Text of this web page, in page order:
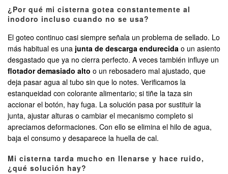
¿Por qué mi cisterna gotea constantemente al
inodoro incluso cuando no se usa?
El goteo continuo casi siempre señala un problema de sellado. Lo
más habitual es una junta de descarga endurecida o un asiento
desgastado que ya no cierra perfecto. A veces también influye un
flotador demasiado alto o un rebosadero mal ajustado, que
deja pasar agua al tubo sin que lo notes. Verificamos la
estanqueidad con colorante alimentario; si tiñe la taza sin
accionar el botón, hay fuga. La solución pasa por sustituir la
junta, ajustar alturas o cambiar el mecanismo completo si
apreciamos deformaciones. Con ello se elimina el hilo de agua,
baja el consumo y desaparece la huella de cal.
Mi cisterna tarda mucho en llenarse y hace ruido,
¿qué solución hay?